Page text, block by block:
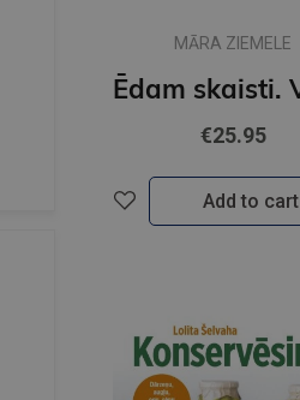
MĀRA ZIEMELE
€25.95
Add to cart